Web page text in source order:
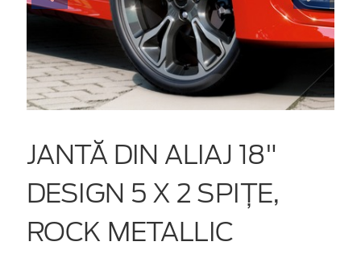
JANTĂ DIN ALIAJ 18"
DESIGN 5 X 2 SPIȚE,
ROCK METALLIC